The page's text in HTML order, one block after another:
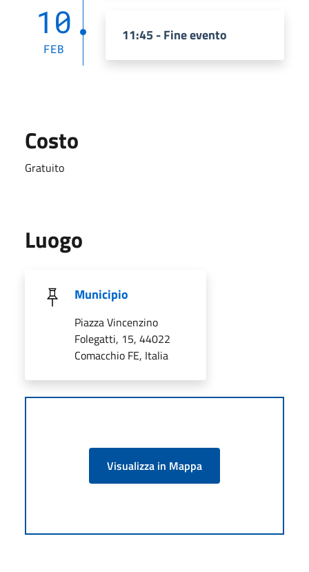
10
FEB
11:45 - Fine evento
Costo
Gratuito
Luogo
Municipio
Piazza Vincenzino
Folegatti, 15, 44022
Comacchio FE, Italia
Visualizza in Mappa